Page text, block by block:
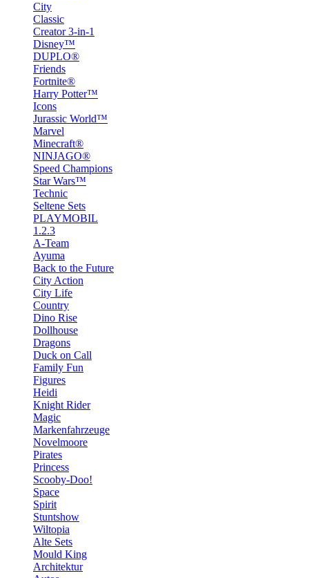
City
Classic
Creator 3-in-1
Disney™
DUPLO®
Friends
Fortnite®
Harry Potter™
Icons
Jurassic World™
Marvel
Minecraft®
NINJAGO®
Speed Champions
Star Wars™
Technic
Seltene Sets
PLAYMOBIL
1.2.3
A-Team
Ayuma
Back to the Future
City Action
City Life
Country
Dino Rise
Dollhouse
Dragons
Duck on Call
Family Fun
Figures
Heidi
Knight Rider
Magic
Markenfahrzeuge
Novelmoore
Pirates
Princess
Scooby-Doo!
Space
Spirit
Stuntshow
Wiltopia
Alte Sets
Mould King
Architektur